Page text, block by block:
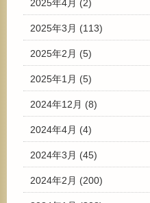
2025年4月 (2)
2025年3月 (113)
2025年2月 (5)
2025年1月 (5)
2024年12月 (8)
2024年4月 (4)
2024年3月 (45)
2024年2月 (200)